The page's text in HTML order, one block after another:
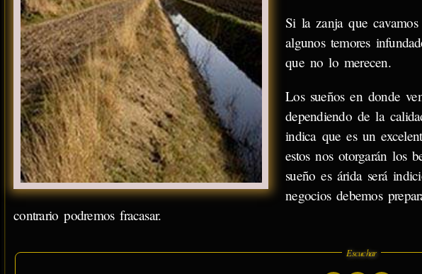
Si la zanja que
algunos temores
que no lo merecen.
Los sueños en donde
dependiendo de la
indica que es un
estos nos otorgarán los
sueño es árida será
negocios debemos
contrario podremos fracasar.
Escuchar